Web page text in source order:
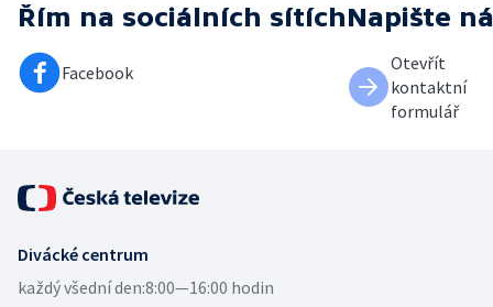
Řím na sociálních sítích
Facebook
Napište
Otevřít
kontaktní
formulář
Divácké centrum
každý všední den:8:00—16:00 hodin